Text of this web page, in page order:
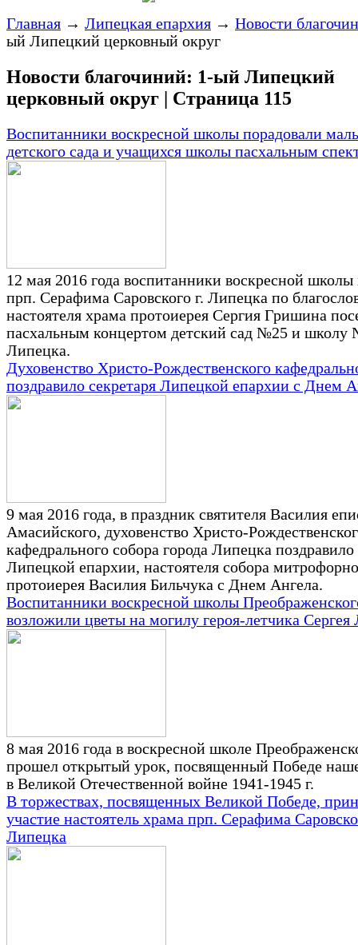
Главная → Липецкая епархия → Новости
ый Липецкий церковный округ
Новости благочиний: 1-ый Липецкий
церковный округ | Страница 115
Воспитанники воскресной школы порадовали
детского сада и учащихся школы пасхальным
12 мая 2016 года воспитанники воскресной школы
прп. Серафима Саровского г. Липецка по
настоятеля храма протоиерея Сергия Гришина
пасхальным концертом детский сад №25 и школу
Липецка.
Духовенство Христо-Рождественского
поздравило секретаря Липецкой епархии с Днем
9 мая 2016 года, в праздник святителя Василия
Амасийского, духовенство Христо-
кафедрального собора города Липецка поздравило
Липецкой епархии, настоятеля собора
протоиерея Василия Бильчука с Днем Ангела.
Воспитанники воскресной школы
возложили цветы на могилу героя-летчика Сергея
8 мая 2016 года в воскресной школе
прошел открытый урок, посвященный Победе
в Великой Отечественной войне 1941-1945 г.
В торжествах, посвященных Великой Победе,
участие настоятель храма прп. Серафима
Липецка